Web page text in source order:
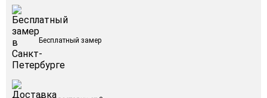
Бесплатный замер